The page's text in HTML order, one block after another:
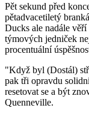
Pět sekund před
pětadvacetiletý
Ducks ale nadále
týmových jedniček
procentuální
"Když byl (Dostál)
pak tři opravdu
resetovat se a být
Quenneville.